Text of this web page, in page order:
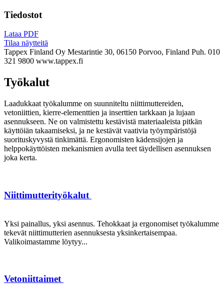
Tiedostot
Lataa PDF
Tilaa näytteitä
Tappex Finland Oy Mestarintie 30, 06150 Porvoo, Finland Puh. 010
321 9800 www.tappex.fi
Työkalut
Laadukkaat työkalumme on suunniteltu niittimuttereiden,
vetoniittien, kierre-elementtien ja inserttien tarkkaan ja lujaan
asennukseen. Ne on valmistettu kestävistä materiaaleista pitkän
käyttöiän takaamiseksi, ja ne kestävät vaativia työympäristöjä
suorituskyvystä tinkimättä. Ergonomisten kädensijojen ja
helppokäyttöisten mekanismien avulla teet täydellisen asennuksen
joka kerta.
Niittimutterityökalut
Yksi painallus, yksi asennus. Tehokkaat ja ergonomiset työkalumme
tekevät niittimutterien asennuksesta yksinkertaisempaa.
Valikoimastamme löytyy...
Vetoniittaimet